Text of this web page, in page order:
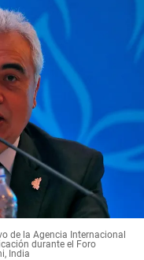
de la Agencia Internacional
durante el Foro
India